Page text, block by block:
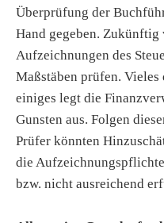
Überprüfung der
Hand gegeben.
Aufzeichnungen des
Maßstäben prüfen.
einiges legt die
Gunsten aus. Folgen
Prüfer könnten
die
bzw. nicht ausreichend